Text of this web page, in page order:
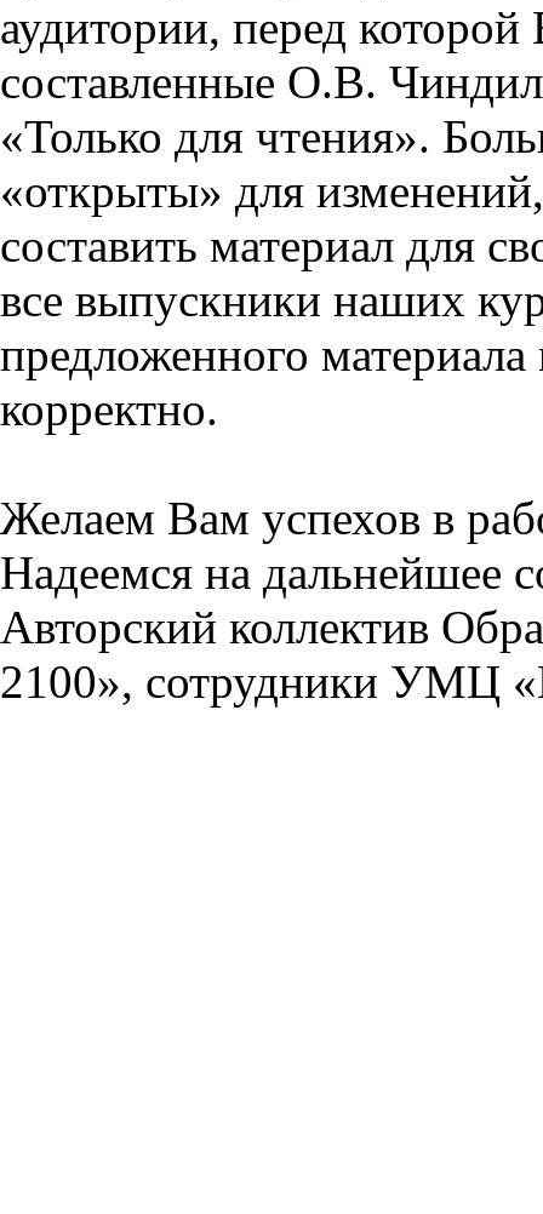
аудитории, перед
составленные О.В.
«Только для чтения».
«открыты» для
составить материал для
все выпускники наших
предложенного
корректно.
Желаем Вам успехов в
Надеемся на дальнейшее
Авторский коллектив
2100», сотрудники УМЦ